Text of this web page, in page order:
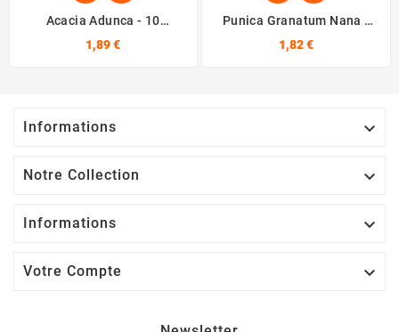
Acacia Adunca - 10
Graines
1,89 €
Punica Granatum Nana -
10 Graines
1,82 €
Informations 
Notre Collection 
Informations 
Votre Compte 